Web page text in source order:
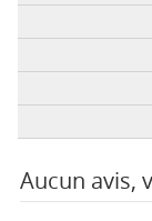
Aucun avis,